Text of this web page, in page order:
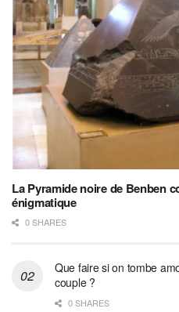
La Pyramide noire de Benben
énigmatique
0 SHARES
Que faire si on tombe
couple ?
0 SHARES